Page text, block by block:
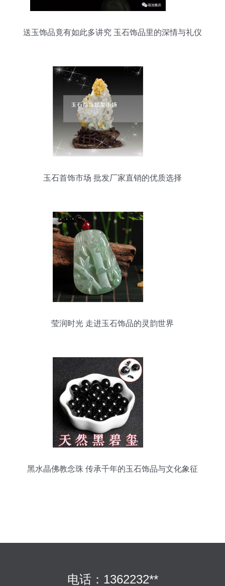
送玉饰品竟有如此多讲究 玉石饰品里的深情与礼仪
玉石首饰市场 批发厂家直销的优质选择
莹润时光 走进玉石饰品的灵韵世界
黑水晶佛教念珠 传承千年的玉石饰品与文化象征
电话：1362232**